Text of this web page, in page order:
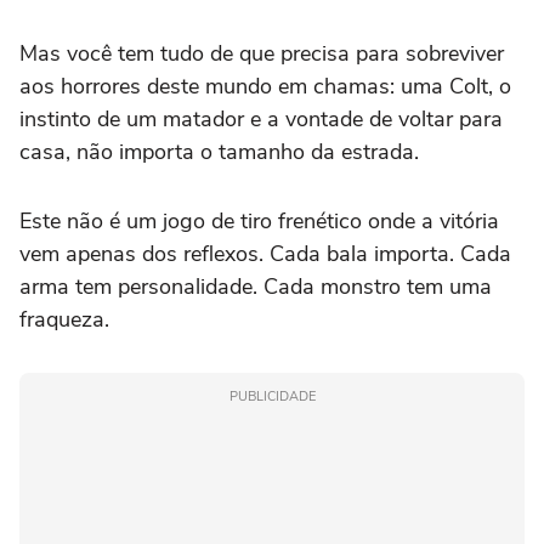
Mas você tem tudo de que precisa para sobreviver
aos horrores deste mundo em chamas: uma Colt, o
instinto de um matador e a vontade de voltar para
casa, não importa o tamanho da estrada.
Este não é um jogo de tiro frenético onde a vitória
vem apenas dos reflexos. Cada bala importa. Cada
arma tem personalidade. Cada monstro tem uma
fraqueza.
PUBLICIDADE